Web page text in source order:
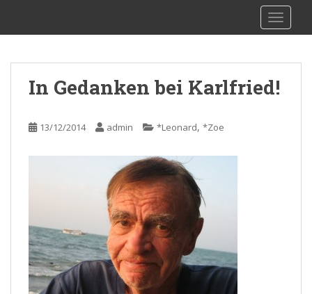
i
In Gedanken bei Karlfried!
13/12/2014 admin *Leonard, *Zoe